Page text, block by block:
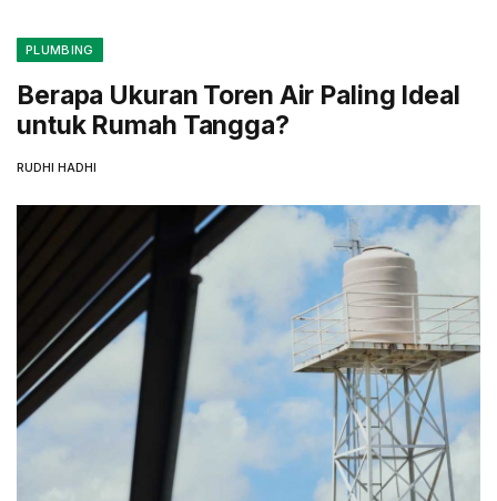
PLUMBING
Berapa Ukuran Toren Air Paling Ideal
untuk Rumah Tangga?
RUDHI HADHI